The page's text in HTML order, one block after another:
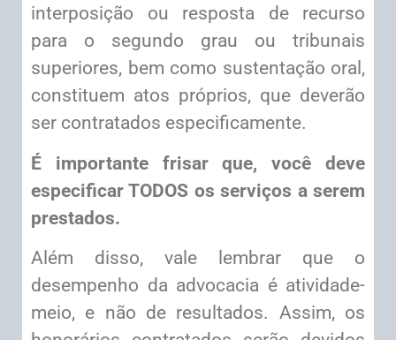
interposição ou resposta de recurso
para o segundo grau ou tribunais
superiores, bem como sustentação oral,
constituem atos próprios, que deverão
ser contratados especificamente.
É importante frisar que, você deve
especificar TODOS os serviços a serem
prestados.
Além disso, vale lembrar que o
desempenho da advocacia é atividade-
meio, e não de resultados. Assim, os